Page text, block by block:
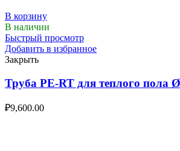
В корзину
В наличии
Быстрый просмотр
Добавить в избранное
Закрыть
Труба PE-RT для теплого пола
₽9,600.00